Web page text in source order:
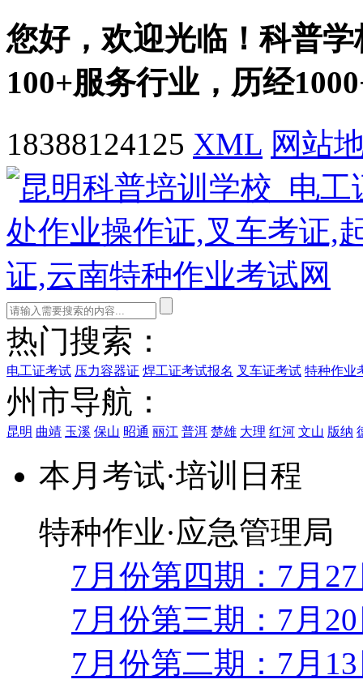
您好，欢迎光临！科普学
100+服务行业，历经
18388124125 XML 网站
热门搜索：
电工证考试 压力容器证 焊工证考试报名 叉车证考试 特种作业
州市导航：
昆明 曲靖 玉溪 保山 昭通 丽江 普洱 楚雄 大理 红河 文山 版纳
本月考试·培训日程
特种作业·应急管理局
7月份第四期：7月
7月份第三期：7月
7月份第二期：7月